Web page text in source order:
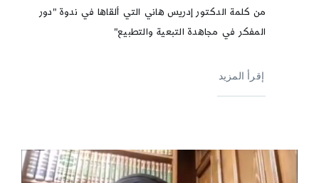
من كلمة الدكتور إدريس هاني التي ألقاها في ندوة "دور
المفكر في مجاهدة التبعية والتطبيع"
إقرأ المزيد